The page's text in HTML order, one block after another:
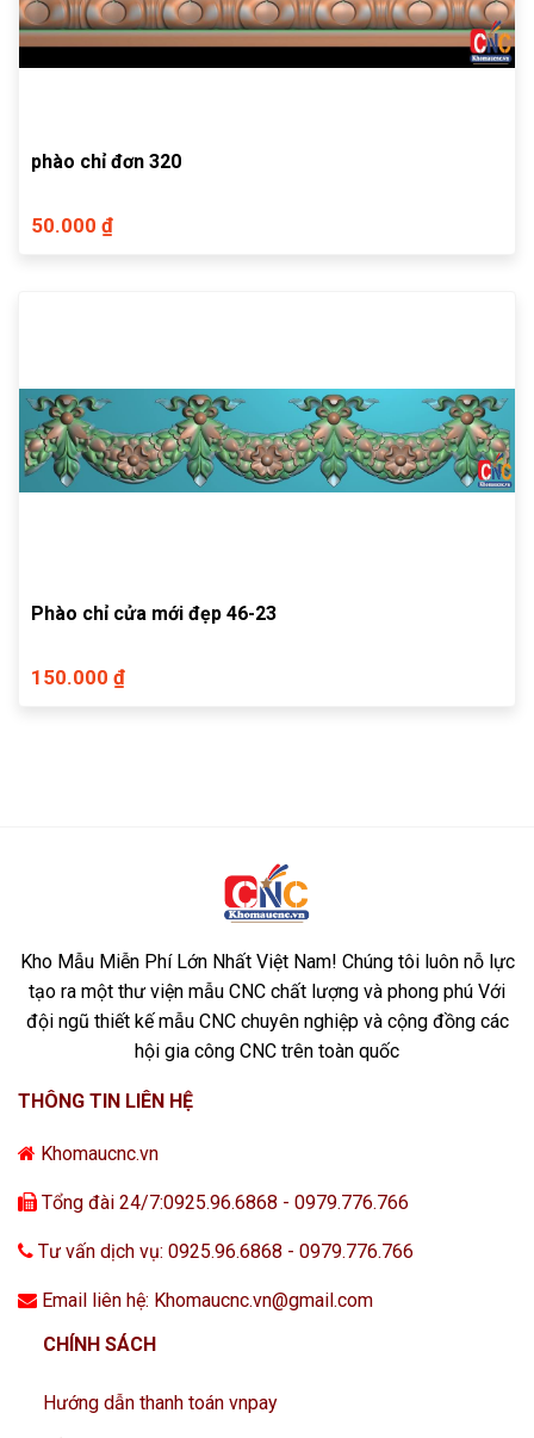
phào chỉ đơn 320
50.000 ₫
Phào chỉ cửa mới đẹp 46-23
150.000 ₫
Kho Mẫu Miễn Phí Lớn Nhất Việt Nam! Chúng tôi luôn nỗ lực
tạo ra một thư viện mẫu CNC chất lượng và phong phú Với
đội ngũ thiết kế mẫu CNC chuyên nghiệp và cộng đồng các
hội gia công CNC trên toàn quốc
THÔNG TIN LIÊN HỆ
Khomaucnc.vn
Tổng đài 24/7:0925.96.6868 - 0979.776.766
Tư vấn dịch vụ: 0925.96.6868 - 0979.776.766
Email liên hệ: Khomaucnc.vn@gmail.com
CHÍNH SÁCH
Hướng dẫn thanh toán vnpay